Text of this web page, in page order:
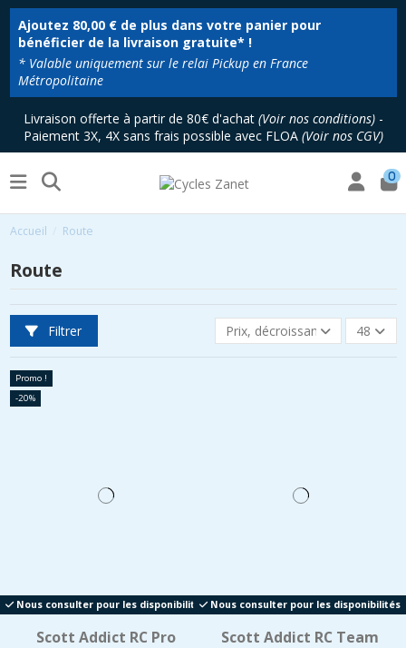
Ajoutez 80,00 €de plus dans votre panier pour
bénéficier de la livraison gratuite* !
* Valable uniquement sur le relai Pickup en France
Métropolitaine
Livraison offerte à partir de 80€ d'achat (Voir nos conditions)-
Paiement 3X, 4X sans frais possible avec FLOA (Voir nos CGV)
0
Accueil Route
Route
Filtrer Prix, décroissant 48
Promo !
-20%
Nous consulter pour les disponibilités
Scott Addict RC Pro
Nous consulter pour les disponibilités
Scott Addict RC Team